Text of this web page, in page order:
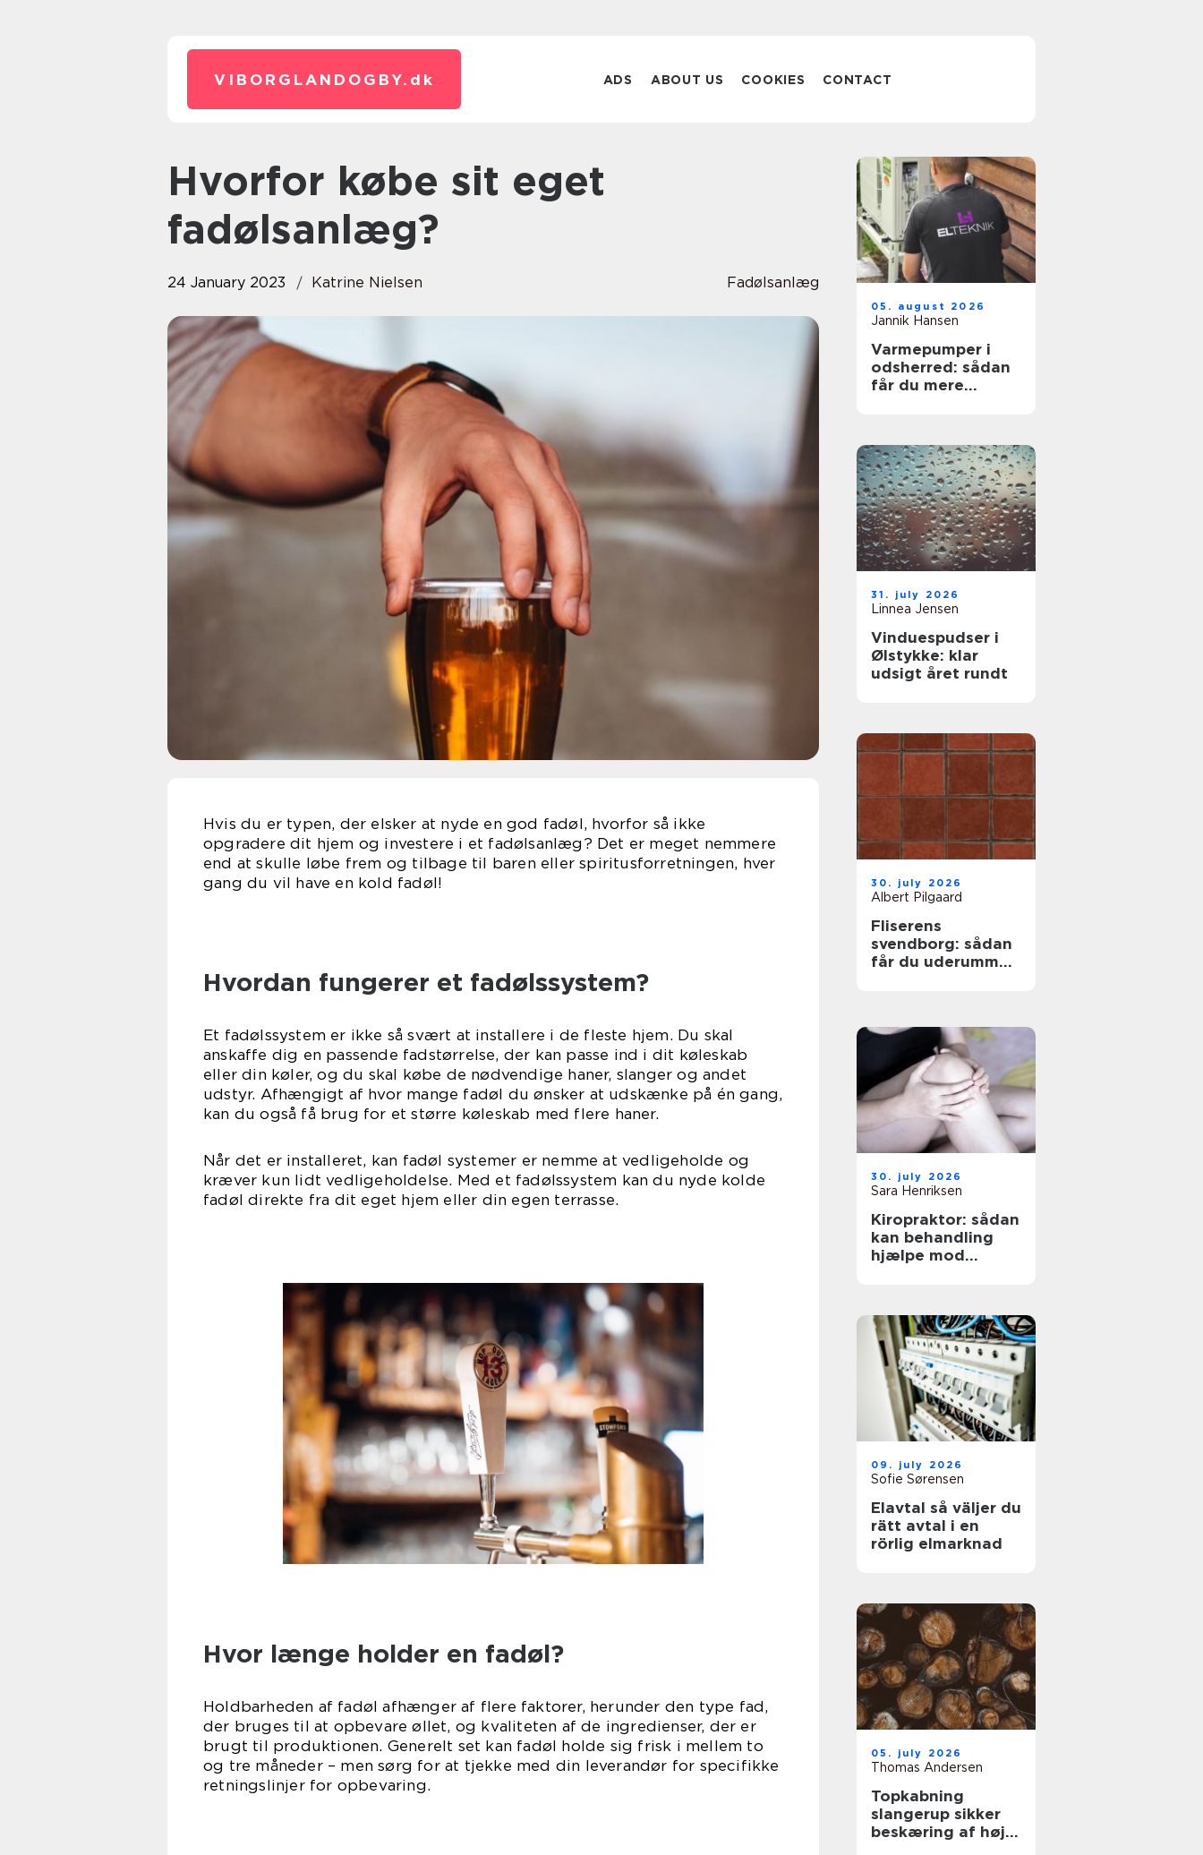
VIBORGLANDOGBY. dk ADS ABOUT US COOKIES CONTACT
Hvorfor købe sit eget
fadølsanlæg?
24 January 2023 Katrine Nielsen Fadølsanlæg
Hvis du er typen, der elsker at nyde en god fadøl, hvorfor så ikke
opgradere dit hjem og investere i et fadølsanlæg? Det er meget nemmere
end at skulle løbe frem og tilbage til baren eller spiritusforretningen, hver
gang du vil have en kold fadøl!
Hvordan fungerer et fadølssystem?
Et fadølssystem er ikke så svært at installere i de fleste hjem. Du skal
anskaffe dig en passende fadstørrelse, der kan passe ind i dit køleskab
eller din køler, og du skal købe de nødvendige haner, slanger og andet
udstyr. Afhængigt af hvor mange fadøl du ønsker at udskænke på én gang,
kan du også få brug for et større køleskab med flere haner.
Når det er installeret, kan fadøl systemer er nemme at vedligeholde og
kræver kun lidt vedligeholdelse. Med et fadølssystem kan du nyde kolde
fadøl direkte fra dit eget hjem eller din egen terrasse.
Hvor længe holder en fadøl?
Holdbarheden af fadøl afhænger af flere faktorer, herunder den type fad,
der bruges til at opbevare øllet, og kvaliteten af de ingredienser, der er
brugt til produktionen. Generelt set kan fadøl holde sig frisk i mellem to
og tre måneder – men sørg for at tjekke med din leverandør for specifikke
retningslinjer for opbevaring.
05. august 2026
Jannik Hansen
Varmepumper i
odsherred: sådan
får du mere
31. july 2026
Linnea Jensen
Vinduespudser i
Ølstykke: klar
udsigt året rundt
30. july 2026
Albert Pilgaard
Fliserens
svendborg: sådan
får du uderummet
30. july 2026
Sara Henriksen
Kiropraktor: sådan
kan behandling
hjælpe mod
09. july 2026
Sofie Sørensen
Elavtal så väljer du
rätt avtal i en
rörlig elmarknad
05. july 2026
Thomas Andersen
Topkabning
slangerup sikker
beskæring af høje